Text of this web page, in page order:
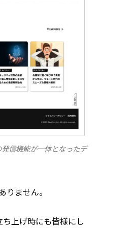
信機能が一体となったデ
ません。
上げ時にも皆様にし